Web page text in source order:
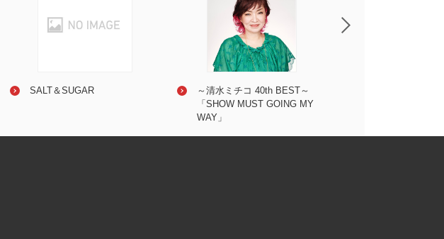
コ さだまさし 森山良子
SALT＆SUGAR
～清水ミチコ 40th BEST～
「SHOW MUST GOING MY
WAY」